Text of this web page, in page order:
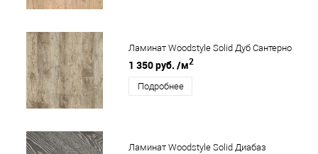
Ламинат Woodstyle Solid Дуб Сантерно
1 350 руб. /м2
Подробнее
Ламинат Woodstyle Solid Диабаз